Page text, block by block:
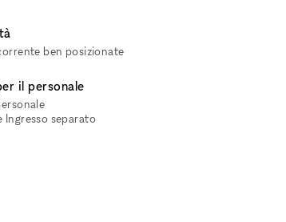
ben posizionate
il personale
Ingresso separato